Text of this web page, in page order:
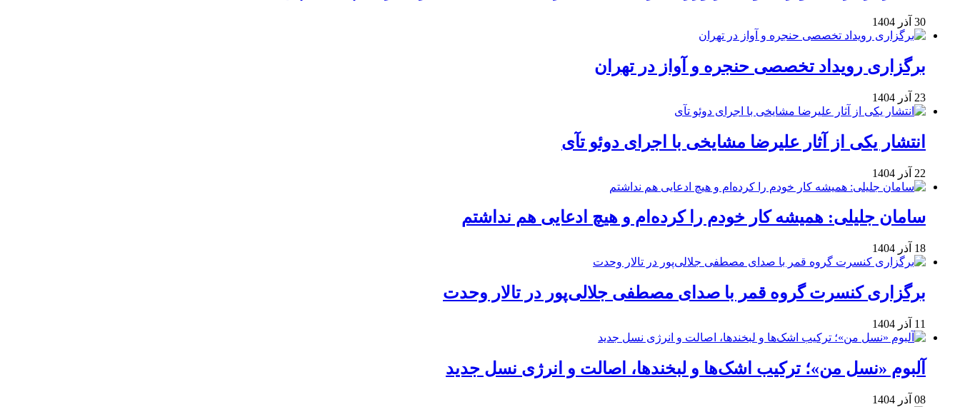
30 آذر 1404
برگزاری رویداد تخصصی حنجره و آواز در تهران
23 آذر 1404
انتشار یکی از آثار علیرضا مشایخی با اجرای دوئو تآی
22 آذر 1404
سامان جلیلی: همیشه کار خودم را کرده‌ام و هیچ ادعایی هم نداشتم
18 آذر 1404
برگزاری کنسرت گروه قمر با صدای مصطفی جلالی‌پور در تالار وحدت
11 آذر 1404
آلبوم «نسل من»؛ ترکیب اشک‌ها و لبخندها، اصالت و انرژی نسل جدید
08 آذر 1404